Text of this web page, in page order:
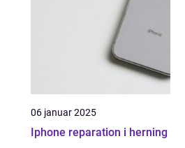
06 januar 2025
Iphone reparation i herning